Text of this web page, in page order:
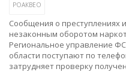
РОАКВЕО
Сообщения о преступлениях
незаконным оборотом
Региональное управление
области поступают по
затрудняет проверку